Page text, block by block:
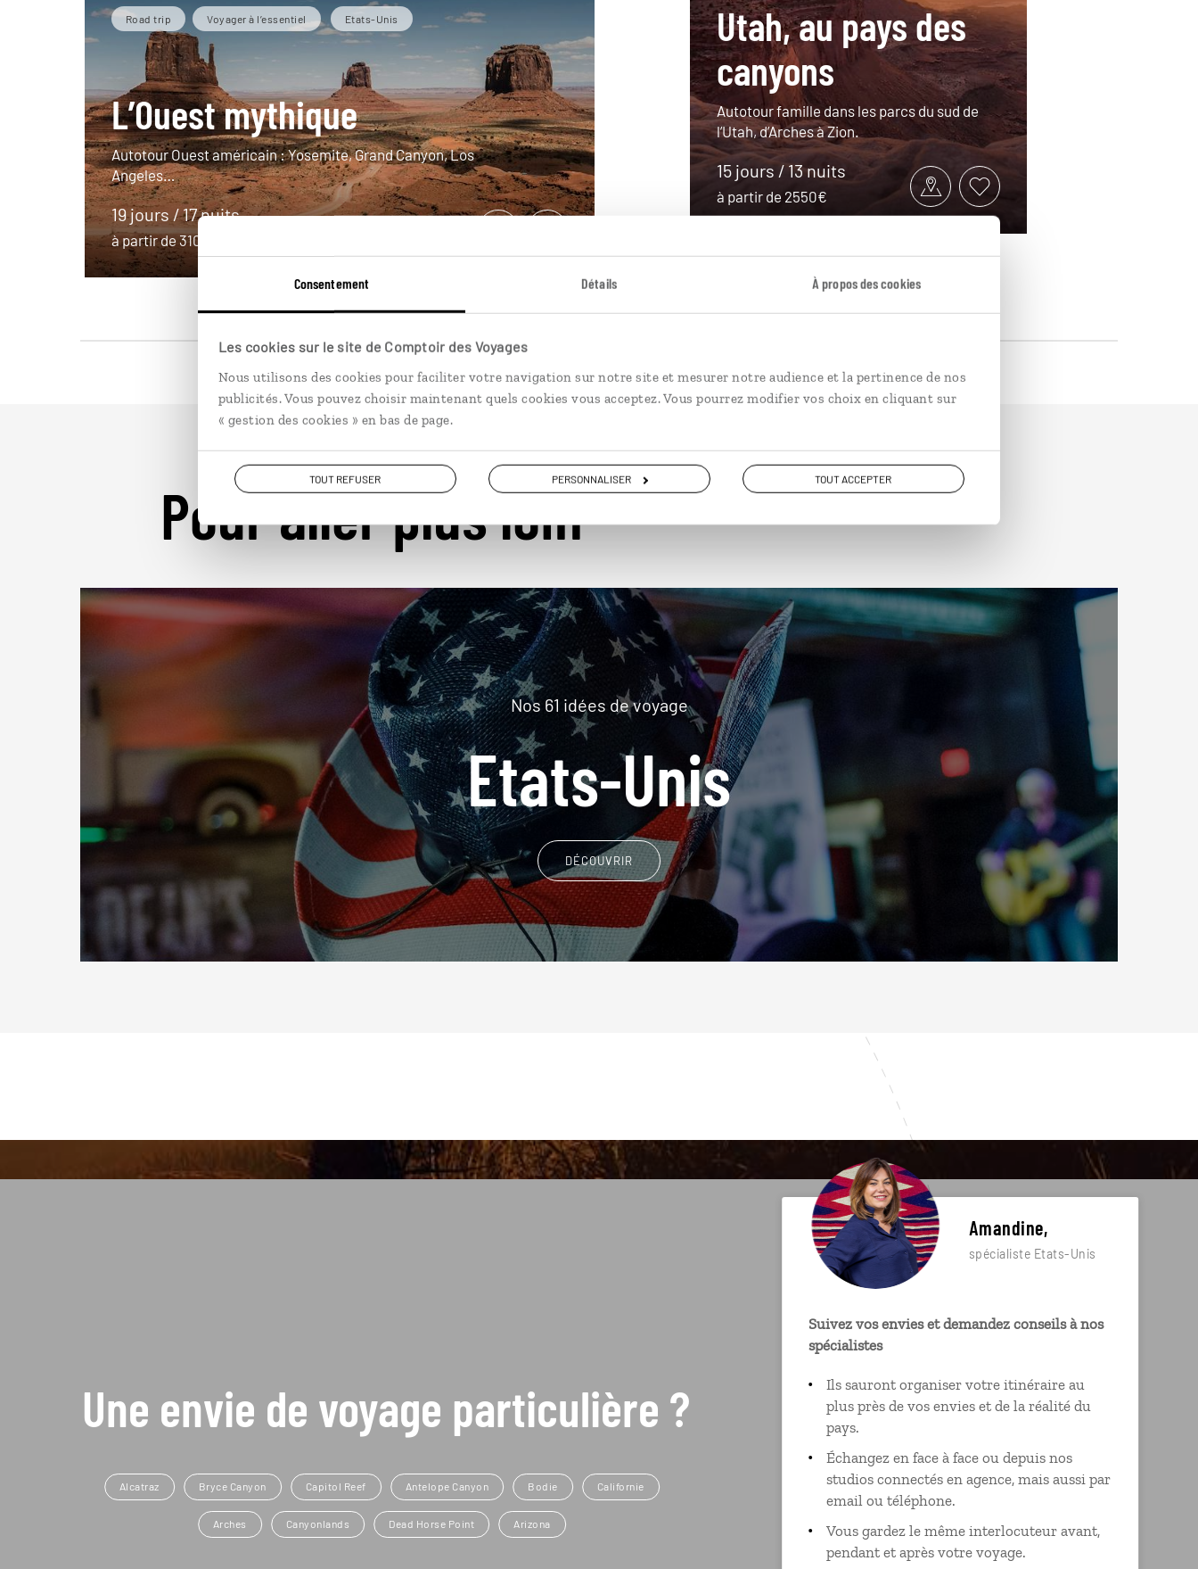
Consentement Détails À propos des cookies
Les cookies sur le site de Comptoir des Voyages
Nous utilisons des cookies pour faciliter votre navigation sur notre site et mesurer notre audience et la pertinence de nos
publicités. Vous pouvez choisir maintenant quels cookies vous acceptez. Vous pourrez modifier vos choix en cliquant sur
« gestion des cookies » en bas de page.
TOUT REFUSER PERSONNALISER TOUT ACCEPTER
Road trip Voyager à l’essentiel Etats-Unis
L’Ouest mythique
Autotour Ouest américain : Yosemite, Grand Canyon, Los
Angeles…
19 jours / 17 nuits
à partir de 3100€
Utah, au pays des
canyons
Autotour famille dans les parcs du sud de
l’Utah, d’Arches à Zion.
15 jours / 13 nuits
à partir de 2550€
Pour aller plus loin
Nos 61 idées de voyage
Etats-Unis
DÉCOUVRIR
Une envie de voyage particulière ?
Alcatraz Bryce Canyon Capitol Reef Antelope Canyon Bodie Californie
Arches Canyonlands Dead Horse Point Arizona
Amandine,
spécialiste Etats-Unis
Suivez vos envies et demandez conseils à nos
spécialistes
Ils sauront organiser votre itinéraire au
plus près de vos envies et de la réalité du
pays.
Échangez en face à face ou depuis nos
studios connectés en agence, mais aussi par
email ou téléphone.
Vous gardez le même interlocuteur avant,
pendant et après votre voyage.